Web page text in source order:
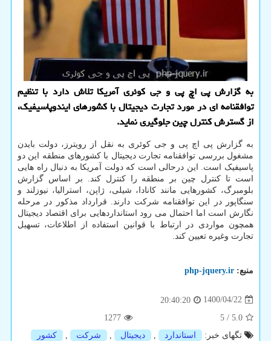
به گزارش پی اچ پی و جی کوئری آمریکا تلاش دارد با تنظیم
توافقنامه ای در مورد تجارت دیجیتال با کشورهای ایندوپاسیفیک،
از گسترش کنترل چین جلوگیری نماید.
به گزارش پی اچ پی و جی کوئری به نقل از رویترز، دولت بایدن
مشغول بررسی توافقنامه تجارت دیجیتال با کشورهای منطقه این دو
پاسیفیک است. این درحالی است که دولت آمریکا به دنبال راه هایی
است تا کنترل چین بر منطقه را کنترل کند. بر اساس گزارش
بلومبرگ، کشورهایی مانند کانادا، شیلی، ژاپن، استرالیا، نیوزلند و
سنگاپور در این توافقنامه شرکت دارند. قرارداد مذکور در مرحله
نگارش است اما احتمال می رود استانداردهایی برای اقتصاد دیجیتال
همچون مواردی در ارتباط با قوانین استفاده از اطلاعات، تسهیل
تجارت وغیره تعیین کند.
منبع: php-jquery.ir
1400/04/22
20:40:20
5.0
/
5
1277
تگهای خبر:
استاندارد , دیجیتال , شركت , كشور